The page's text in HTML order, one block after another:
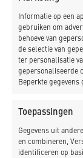
Informatie op een
gebruiken om
behoeve van
de selectie van
ter personalisatie
gepersonaliseerde
Beperkte
Toepassingen
Gegevens uit
en combineren,
identificeren op
als projectleider
worden, de
anders.
is dat bewoners
hoeven houden
vrij tussen de
hebben, veel
dat een